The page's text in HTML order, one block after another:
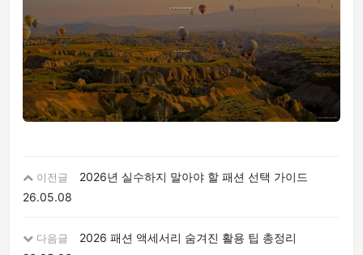
이전글
2026년 실수하지 말아야 할 패션 선택 가이드
26.05.08
다음글
2026 패션 액세서리 숨겨진 활용 팁 총정리